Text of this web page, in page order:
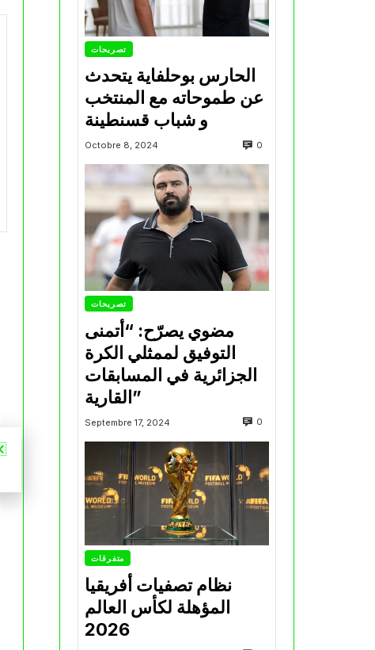
تصريحات
الحارس بوحلفاية يتحدث
عن طموحاته مع المنتخب
و شباب قسنطينة
Octobre 8, 2024 0
تصريحات
مضوي يصرّح: “أتمنى
التوفيق لممثلي الكرة
الجزائرية في المسابقات
القارية”
Septembre 17, 2024 0
متفرقات
نظام تصفيات أفريقيا
المؤهلة لكأس العالم
2026